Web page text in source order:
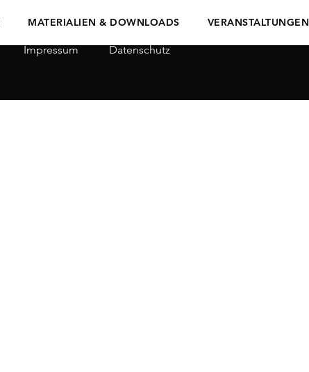
MATERIALIEN & DOWNLOADS VERANSTALTUNGEN
Impressum Datenschutz